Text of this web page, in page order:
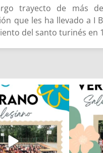
trayecto de más
que les ha llevado a I
del santo turinés en
6º de Primaria, 1º y 2º
la ESO...
145 2
La